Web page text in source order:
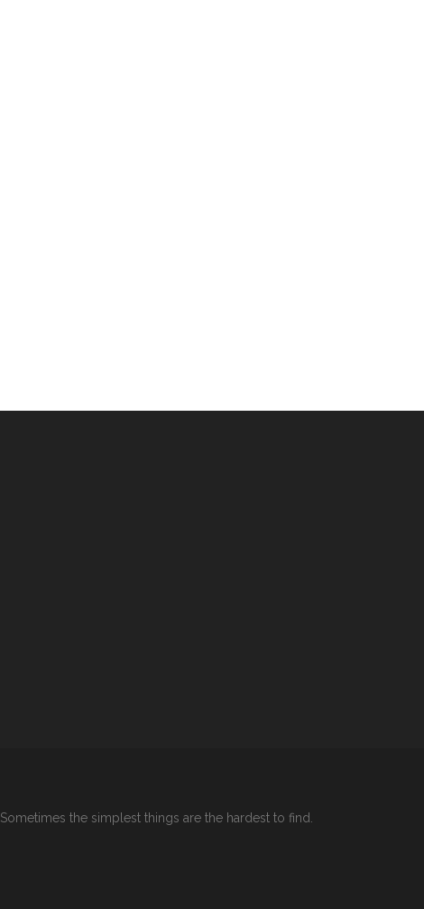
Sometimes the simplest things are the hardest to find.